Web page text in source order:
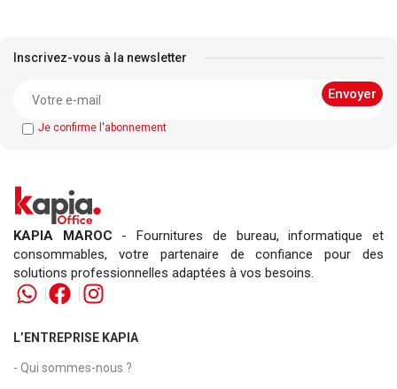
Inscrivez-vous à la newsletter
Je confirme l'abonnement
KAPIA MAROC - Fournitures de bureau, informatique et
consommables, votre partenaire de confiance pour des
solutions professionnelles adaptées à vos besoins.
L’ENTREPRISE KAPIA
- Qui sommes-nous ?